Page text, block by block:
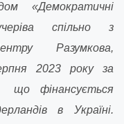
«Демократичні
спільно з
Разумкова,
2023 року за
що фінансується
в Україні.